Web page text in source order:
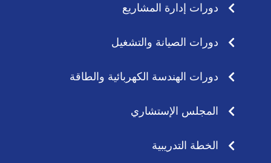
دورات إدارة المشاريع
دورات الصيانة والتشغيل
دورات الهندسة الكهربائية والطاقة
المجلس الإستشاري
الخطة التدريبية